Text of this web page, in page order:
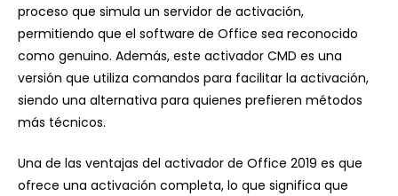
proceso que simula un servidor de activación,
permitiendo que el software de Office sea reconocido
como genuino. Además, este activador CMD es una
versión que utiliza comandos para facilitar la activación,
siendo una alternativa para quienes prefieren métodos
más técnicos.
Una de las ventajas del activador de Office 2019 es que
ofrece una activación completa, lo que significa que